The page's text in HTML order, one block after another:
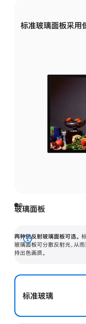
标准玻璃面板采用
玻璃面板
两种抗反射玻璃面板可选。
玻璃面板可分散反射光，从
持出色画质。
展
开
标准玻璃